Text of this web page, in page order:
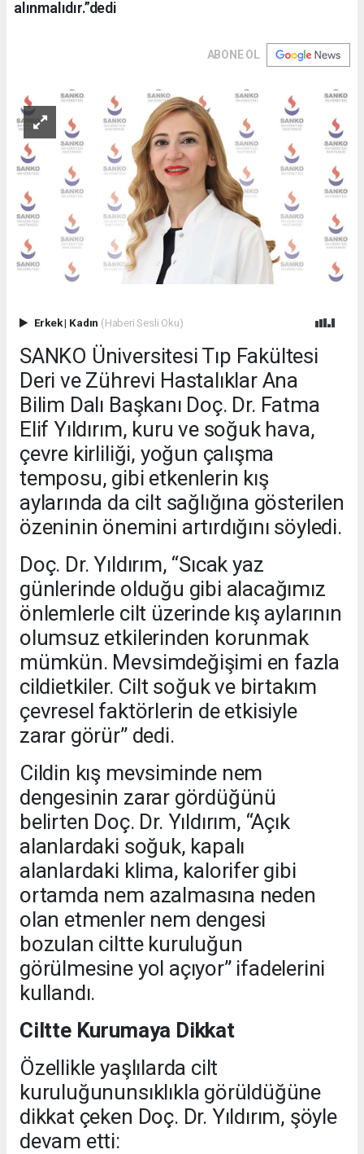
alınmalıdır.”dedi
ABONE OL
Erkek| Kadın (Haberi Sesli Oku)
SANKO Üniversitesi Tıp Fakültesi
Deri ve Zührevi Hastalıklar Ana
Bilim Dalı Başkanı Doç. Dr. Fatma
Elif Yıldırım, kuru ve soğuk hava,
çevre kirliliği, yoğun çalışma
temposu, gibi etkenlerin kış
aylarında da cilt sağlığına gösterilen
özeninin önemini artırdığını söyledi.
Doç. Dr. Yıldırım, “Sıcak yaz
günlerinde olduğu gibi alacağımız
önlemlerle cilt üzerinde kış aylarının
olumsuz etkilerinden korunmak
mümkün. Mevsimdeğişimi en fazla
cildietkiler. Cilt soğuk ve birtakım
çevresel faktörlerin de etkisiyle
zarar görür” dedi.
Cildin kış mevsiminde nem
dengesinin zarar gördüğünü
belirten Doç. Dr. Yıldırım, “Açık
alanlardaki soğuk, kapalı
alanlardaki klima, kalorifer gibi
ortamda nem azalmasına neden
olan etmenler nem dengesi
bozulan ciltte kuruluğun
görülmesine yol açıyor” ifadelerini
kullandı.
Ciltte Kurumaya Dikkat
Özellikle yaşlılarda cilt
kuruluğununsıklıkla görüldüğüne
dikkat çeken Doç. Dr. Yıldırım, şöyle
devam etti: